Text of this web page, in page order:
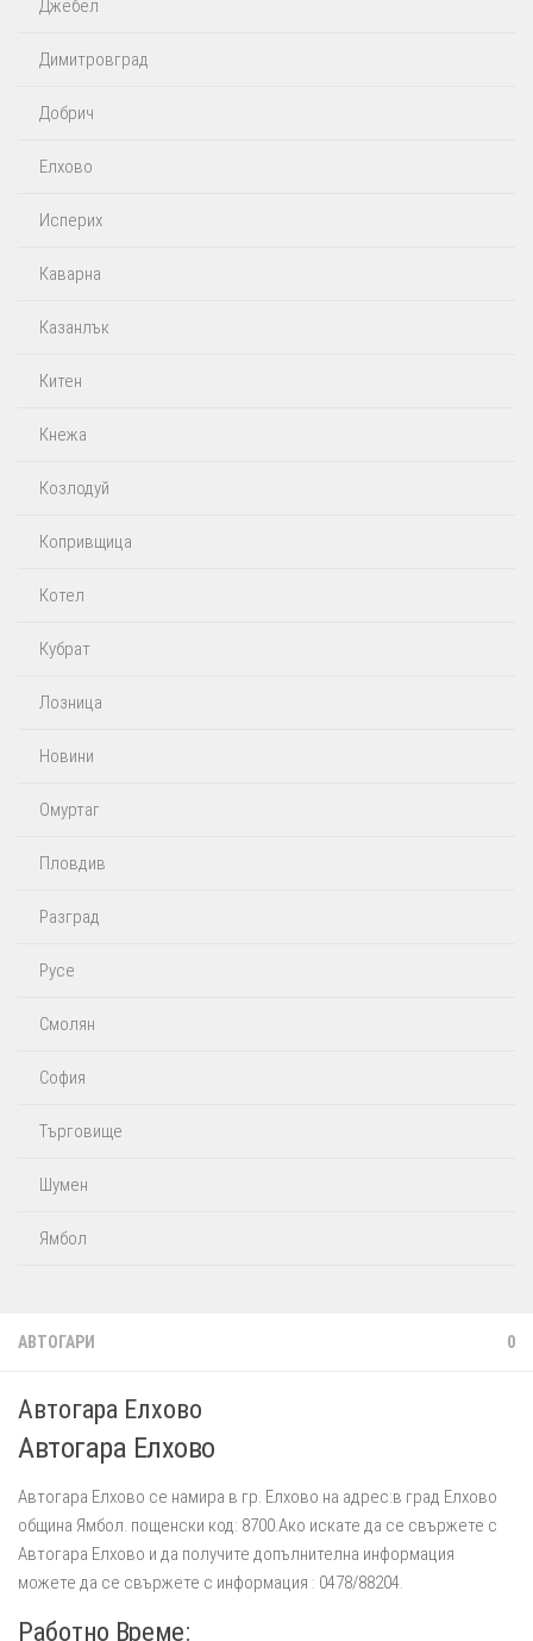
АВТОГАРИ 0
Автогара Елхово
Автогара Елхово
Автогара Елхово се намира в гр. Елхово на адрес:в град Елхово
община Ямбол. пощенски код: 8700.Ако искате да се свържете с
Автогара Елхово и да получите допълнителна информация
можете да се свържете с информация : 0478/88204.
Работно Време:
Джебел
Димитровград
Добрич
Елхово
Исперих
Каварна
Казанлък
Китен
Кнежа
Козлодуй
Копривщица
Котел
Кубрат
Лозница
Новини
Омуртаг
Пловдив
Разград
Русе
Смолян
София
Търговище
Шумен
Ямбол